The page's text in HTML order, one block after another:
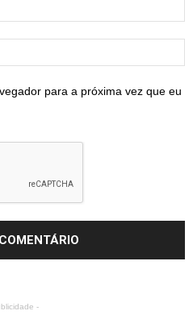
para a próxima vez que eu
-